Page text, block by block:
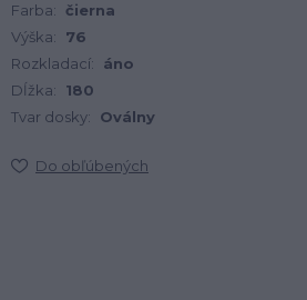
Farba: čierna
Výška:
76
Rozkladací:
áno
Dĺžka:
180
Tvar dosky:
Oválny
Do obľúbených